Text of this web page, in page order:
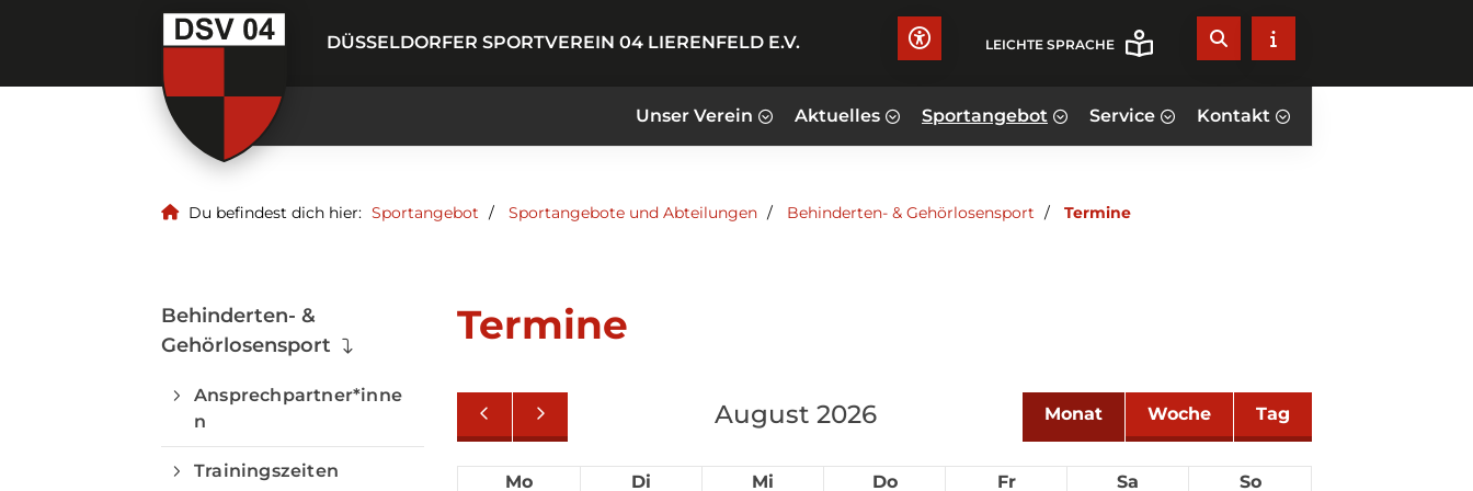
DÜSSELDORFER SPORTVEREIN 04 LIERENFELD E.V. LEICHTE SPRACHE
Unser Verein Aktuelles Sportangebot Service Kontakt
Du befindest dich hier: Sportangebot Sportangebote und Abteilungen Behinderten- & Gehörlosensport Termine
Termine
August 2026 Monat Woche Tag
Mo Di Mi Do Fr Sa
So
Behinderten- &
Gehörlosensport
Ansprechpartner*inne
n
Trainingszeiten